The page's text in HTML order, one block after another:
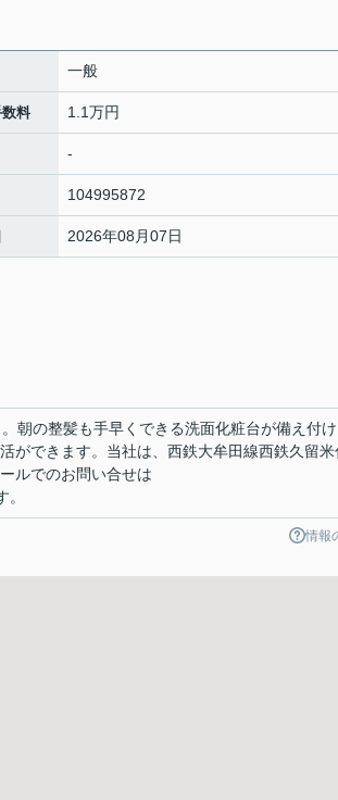
一般
料 1.1万円
-
104995872
2026年08月07日
朝の整髪も手早くできる洗面化粧台が備え付
ができます。当社は、西鉄大牟田線西鉄久留米
ルでのお問い合せは
情報